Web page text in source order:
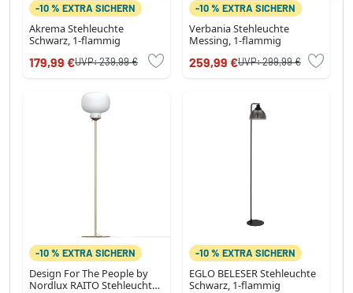
-10 % EXTRA SICHERN
Akrema Stehleuchte
Schwarz, 1-flammig
179,99 €UVP:239,99 €
-10 % EXTRA SICHERN
Verbania Stehleuchte
Messing, 1-flammig
259,99 €UVP:299,99 €
-10 % EXTRA SICHERN
Design For The People by
Nordlux RAITO Stehleuchte
-10 % EXTRA SICHERN
EGLO BELESER Stehleuchte
Schwarz, 1-flammig